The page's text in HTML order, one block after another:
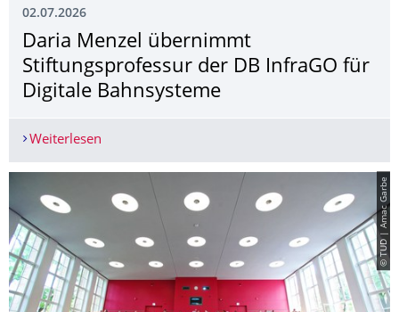
02.07.2026
Daria Menzel übernimmt
Stiftungsprofessur der DB InfraGO für
Digitale Bahnsysteme
Weiterlesen
© TUD | Amac Garbe